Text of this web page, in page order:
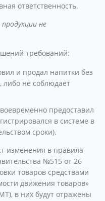
ответственность.
не
требований:
и продал напитки без
либо не соблюдает
предоставил
в системе в
сроки).
изменения в правила
№515 от 26
товаров средствами
движения товаров»
в них будут отражены